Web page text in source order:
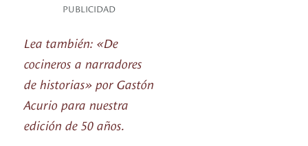
PUBLICIDAD
Lea también: «De
cocineros a narradores
de historias» por Gastón
Acurio para nuestra
edición de 50 años.